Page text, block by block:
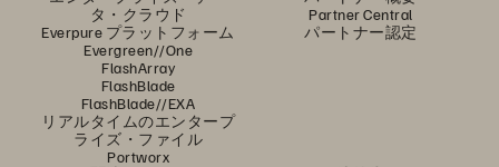
タ・クラウド
Everpure プラットフォーム
Evergreen//One
FlashArray
FlashBlade
FlashBlade//EXA
リアルタイムのエンタープ
ライズ・ファイル
Portworx
Partner Central
パートナー認定